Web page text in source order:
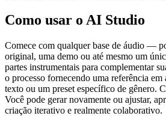
Como usar o AI Studio
Comece com qualquer base de áudio —
original, uma demo ou até mesmo um
partes instrumentais para complementar
o processo fornecendo uma referência
texto ou um preset específico de gênero.
Você pode gerar novamente ou ajustar,
criação iterativo e realmente colaborativo.